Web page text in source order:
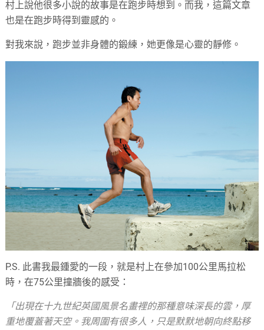
村上說他很多小說的故事是在跑步時想到。而我，這篇文章
也是在跑步時得到靈感的。
對我來說，跑步並非身體的鍛練，她更像是心靈的靜修。
P.S. 此書我最鍾愛的一段，就是村上在參加100公里馬拉松
時，在75公里撞牆後的感受：
「出現在十九世紀英國風景名畫裡的那種意味深長的雲，厚
重地覆蓋著天空。我周圍有很多人，只是默默地朝向終點移